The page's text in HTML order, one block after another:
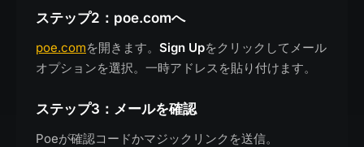
ステップ2：poe.comへ
poe.comを開きます。 Sign Upをクリックしてメール
オプションを選択。一時アドレスを貼り付けます。
ステップ3：メールを確認
Poeが確認コードかマジックリンクを送信。